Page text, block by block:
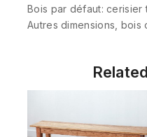
Bois par défaut: cerisier
Autres dimensions, bois